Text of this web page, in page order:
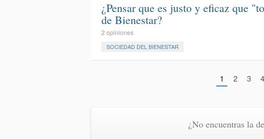
¿Pensar que es justo y eficaz que
de Bienestar?
2 opiniones
SOCIEDAD DEL BIENESTAR
1 2 3 4
¿No encuentras la